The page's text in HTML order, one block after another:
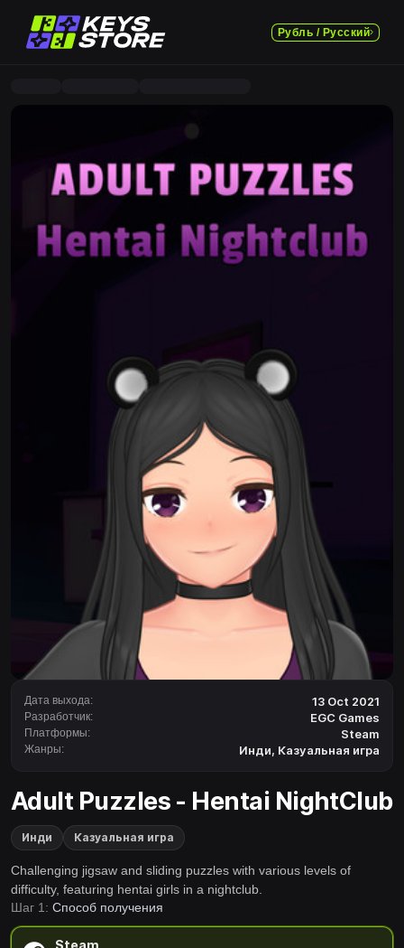
Рубль / Русский
Дата выхода: 13 Oct 2021
Разработчик: EGC Games
Платформы: Steam
Жанры: Инди, Казуальная игра
Adult Puzzles - Hentai NightClub
Инди Казуальная игра
Challenging jigsaw and sliding puzzles with various levels of
difficulty, featuring hentai girls in a nightclub.
Шаг 1: Способ получения
Steam